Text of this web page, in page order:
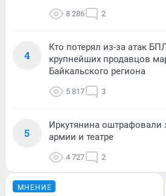
8 286 2
4
Кто потерял из-за атак
крупнейших продавцов
Байкальского региона
5 817 3
5
Иркутянина оштрафовали
армии и театре
4 727 2
МНЕНИЕ